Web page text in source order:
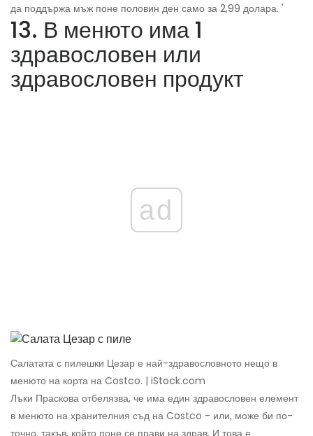
да поддържа мъж поне половин ден само за 2,99 долара. '
13. В менюто има 1
здравословен или
здравословен продукт
ad
Салатата с пилешки Цезар е най-здравословното нещо в
менюто на корта на Costco. | iStock.com
Лъки Праскова отбелязва, че има един здравословен елемент
в менюто на хранителния съд на Costco - или, може би по-
точно, такъв, който поне се прави на здрав. И това е